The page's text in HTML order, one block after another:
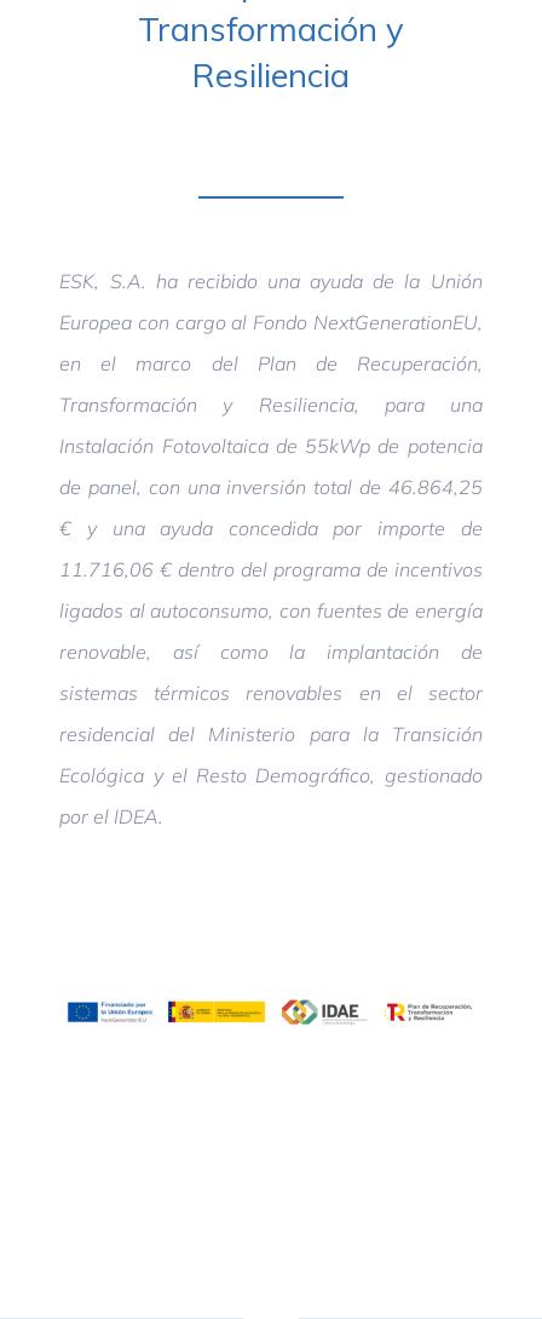
Seguridad y SaludTransformación y
Resiliencia
ESK, S.A. ha recibido una ayuda de la Unión
Europea con cargo al Fondo NextGenerationEU,
en el marco del Plan de Recuperación,
Transformación y Resiliencia, para una
Instalación Fotovoltaica de 55kWp de potencia
de panel, con una inversión total de 46.864,25
€ y una ayuda concedida por importe de
11.716,06 € dentro del programa de incentivos
ligados al autoconsumo, con fuentes de energía
renovable, así como la implantación de
sistemas térmicos renovables en el sector
residencial del Ministerio para la Transición
Ecológica y el Resto Demográfico, gestionado
por el IDEA.